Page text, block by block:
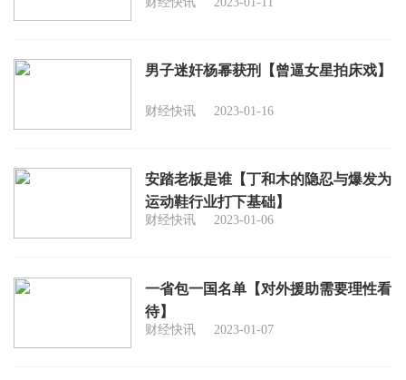
男子迷奸杨幂获刑【曾逼女星拍床戏】
财经快讯 2023-01-16
安踏老板是谁【丁和木的隐忍与爆发为
运动鞋行业打下基础】
财经快讯 2023-01-06
一省包一国名单【对外援助需要理性看
待】
财经快讯 2023-01-07